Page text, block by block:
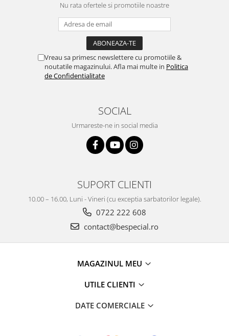
Nu rata ofertele si promotiile noastre
Vreau sa primesc newslettere cu promotiile &
noutatile magazinului. Afla mai multe in Politica
de Confidentialitate
SOCIAL
Urmareste-ne in social media
SUPORT CLIENTI
10.00 – 16.00, Luni - Vineri (cu exceptia sarbatorilor legale).
0722 222 608
contact@bespecial.ro
MAGAZINUL MEU
UTILE CLIENTI
DATE COMERCIALE